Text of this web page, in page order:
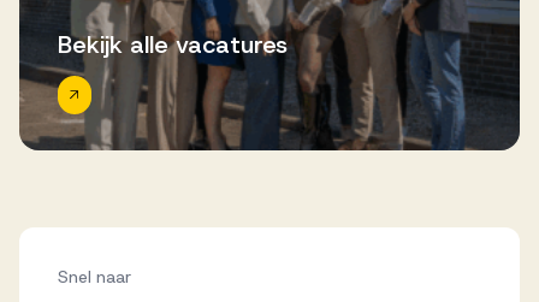
Bekijk alle vacatures
Snel naar